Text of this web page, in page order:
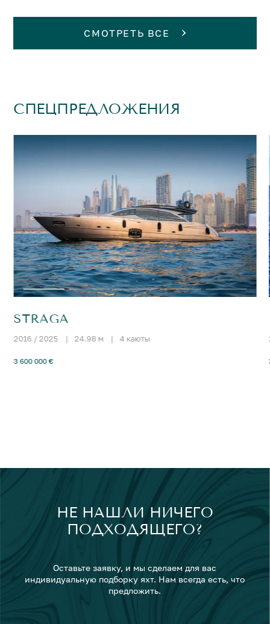
СМОТРЕТЬ ВСЕ
СПЕЦПРЕДЛОЖЕНИЯ
STRAGA
2016 / 2025 | 24.98 м | 4 каюты
3 600 000 €
НЕ НАШЛИ НИЧЕГО
ПОДХОДЯЩЕГО?
Оставьте заявку, и мы сделаем для вас
индивидуальную подборку яхт. Нам всегда есть, что
предложить.